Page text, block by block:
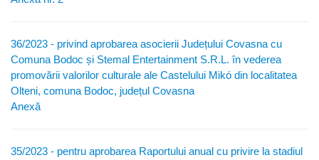
36/2023 - privind aprobarea asocierii Județului Covasna cu
Comuna Bodoc și Stemal Entertainment S.R.L. în vederea
promovării valorilor culturale ale Castelului Mikó din localitatea
Olteni, comuna Bodoc, județul Covasna
Anexă
35/2023 - pentru aprobarea Raportului anual cu privire la stadiul